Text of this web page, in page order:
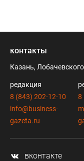
контакты
Казань,
редакция
8 (843) 202-12-10
info@business-
gazeta.ru
8
вконтакте